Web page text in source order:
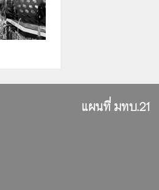
แผนที่ มทบ.21